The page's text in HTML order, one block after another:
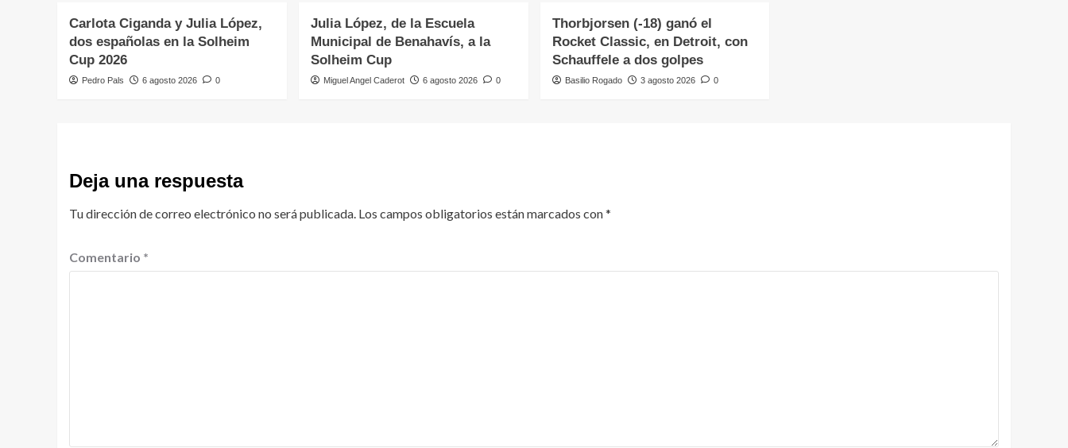
Carlota Ciganda y Julia López,
dos españolas en la Solheim
Cup 2026
Pedro Pals 6 agosto 2026 0
Julia López, de la Escuela
Municipal de Benahavís, a la
Solheim Cup
Miguel Angel Caderot 6 agosto 2026 0
Thorbjorsen (-18) ganó el
Rocket Classic, en Detroit, con
Schauffele a dos golpes
Basilio Rogado 3 agosto 2026 0
Deja una respuesta
Tu dirección de correo electrónico no será publicada. Los campos obligatorios están marcados con*
Comentario *